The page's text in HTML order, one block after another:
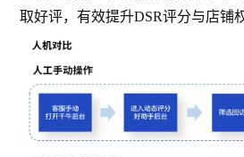
取好评，有效提升DSR评分与店铺